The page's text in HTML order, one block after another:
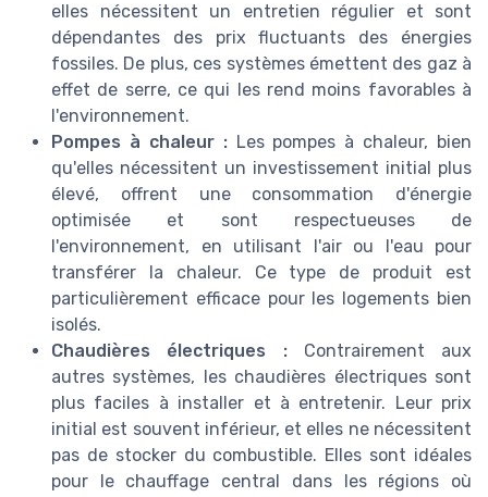
elles nécessitent un entretien régulier et sont
dépendantes des prix fluctuants des énergies
fossiles. De plus, ces systèmes émettent des gaz à
effet de serre, ce qui les rend moins favorables à
l'environnement.
Pompes à chaleur :Les pompes à chaleur, bien
qu'elles nécessitent un investissement initial plus
élevé, offrent une consommation d'énergie
optimisée et sont respectueuses de
l'environnement, en utilisant l'air ou l'eau pour
transférer la chaleur. Ce type de produit est
particulièrement efficace pour les logements bien
isolés.
Chaudières électriques :Contrairement aux
autres systèmes, les chaudières électriques sont
plus faciles à installer et à entretenir. Leur prix
initial est souvent inférieur, et elles ne nécessitent
pas de stocker du combustible. Elles sont idéales
pour le chauffage central dans les régions où